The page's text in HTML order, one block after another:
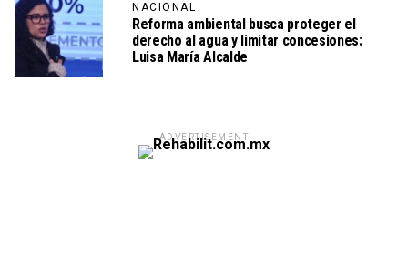
NACIONAL
Reforma ambiental busca proteger el
derecho al agua y limitar concesiones:
Luisa María Alcalde
ADVERTISEMENT